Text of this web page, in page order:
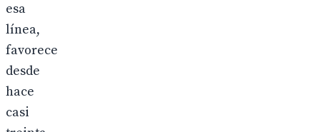
esa
línea,
favorece
desde
hace
casi